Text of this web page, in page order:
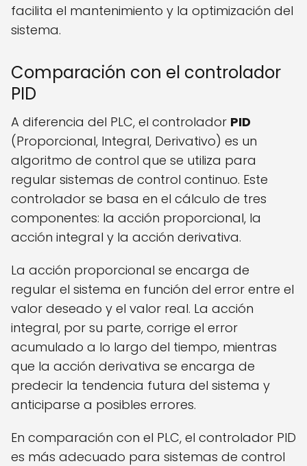
facilita el mantenimiento y la optimización del
sistema.
Comparación con el controlador
PID
A diferencia del PLC, el controlador PID
(Proporcional, Integral, Derivativo) es un
algoritmo de control que se utiliza para
regular sistemas de control continuo. Este
controlador se basa en el cálculo de tres
componentes: la acción proporcional, la
acción integral y la acción derivativa.
La acción proporcional se encarga de
regular el sistema en función del error entre el
valor deseado y el valor real. La acción
integral, por su parte, corrige el error
acumulado a lo largo del tiempo, mientras
que la acción derivativa se encarga de
predecir la tendencia futura del sistema y
anticiparse a posibles errores.
En comparación con el PLC, el controlador PID
es más adecuado para sistemas de control